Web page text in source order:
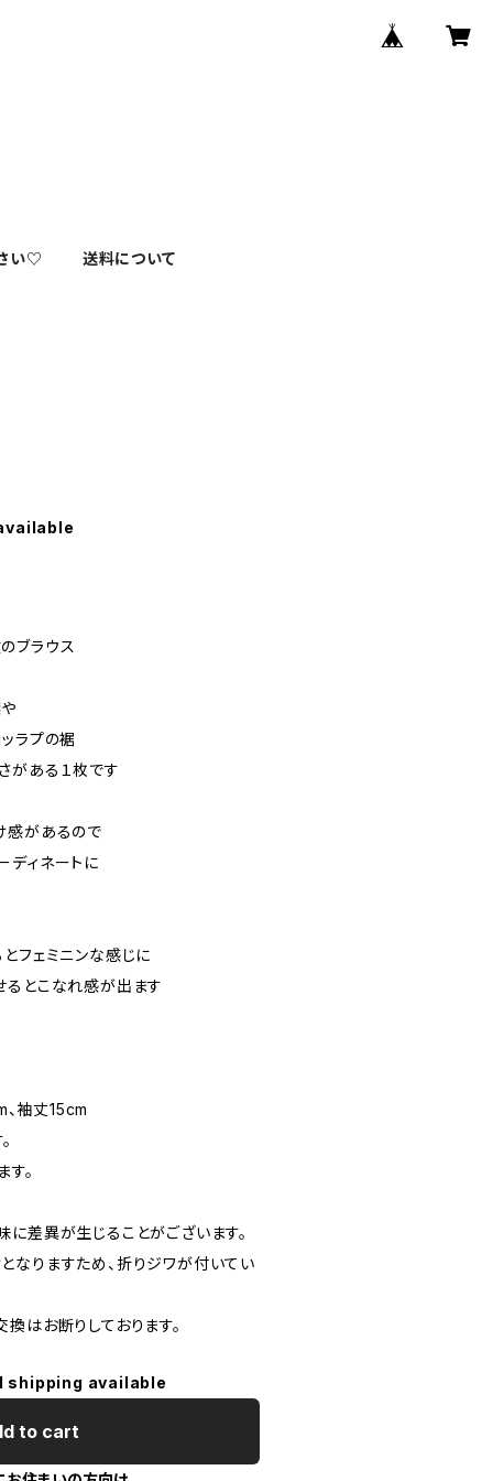
い♡ 送料について
ブラウス
ラプの裾
がある１枚です
感があるので
ディネートに
フェミニンな感じに
るとこなれ感が出ます
、袖丈15cm
。
差異が生じることがございます。
りますため、折りジワが付いてい
はお断りしております。
shipping available
to cart